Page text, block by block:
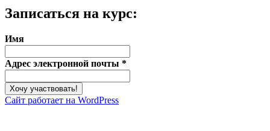
Записаться на курс:
Имя
Адрес электронной почты *
Сайт работает на WordPress